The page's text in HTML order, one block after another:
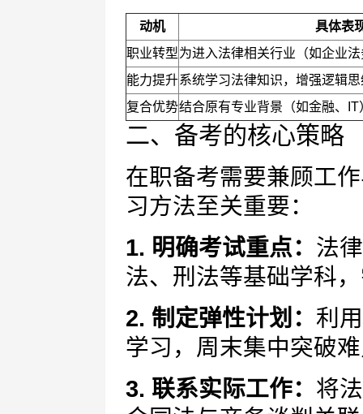
动机
具体表
职业转型为进入法律相关行业（如企业
能力提升系统学习法律知识，增强逻辑
复合优势结合原有专业背景（如金融、
二、备考的核心策略
在职备考需要兼顾工
习方法至关重要：
1. 明确考试重点： 法
法、刑法等基础学科
2. 制定弹性计划： 利
学习，周末集中突破
3. 联系实际工作： 将